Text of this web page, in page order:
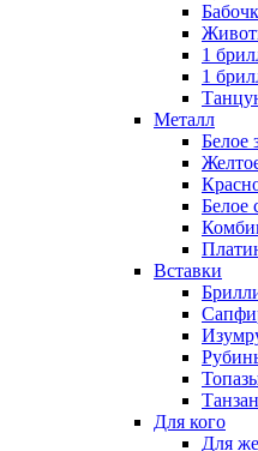
1
1
Металл
Белое
Белое
Вставки
Для кого
Для